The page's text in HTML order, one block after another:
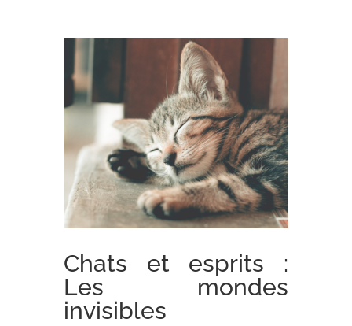
Chats et esprits :
Les mondes
invisibles